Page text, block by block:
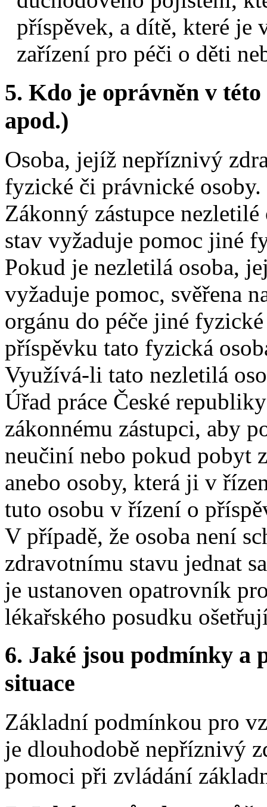
příspěvek, a dítě, které je
zařízení pro péči o děti
5. Kdo je oprávněn v
apod.)
Osoba, jejíž nepříznivý
fyzické či právnické osoby.
Zákonný zástupce
stav vyžaduje pomoc jiné
Pokud je nezletilá osoba,
vyžaduje pomoc, svěřena
orgánu do péče jiné
příspěvku tato fyzická
Využívá-li tato nezletilá
Úřad práce České
zákonnému zástupci, aby
neučiní nebo pokud pobyt
anebo osoby, která ji v
tuto osobu v řízení o
V případě, že osoba není
zdravotnímu stavu jednat
je ustanoven opatrovník
lékařského posudku
6. Jaké jsou podmínky a
situace
Základní podmínkou pro
je dlouhodobě nepříznivý
pomoci při zvládání